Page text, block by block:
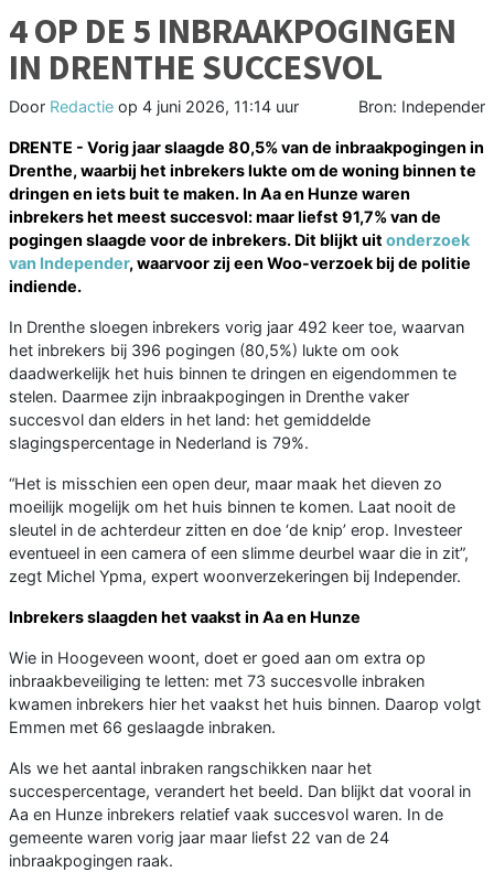
4 OP DE 5 INBRAAKPOGINGEN
IN DRENTHE SUCCESVOL
Door Redactie op 4 juni 2026, 11:14 uur Bron: Independer
DRENTE - Vorig jaar slaagde 80,5% van de inbraakpogingen in
Drenthe, waarbij het inbrekers lukte om de woning binnen te
dringen en iets buit te maken. In Aa en Hunze waren
inbrekers het meest succesvol: maar liefst 91,7% van de
pogingen slaagde voor de inbrekers. Dit blijkt uit onderzoek
van Independer, waarvoor zij een Woo-verzoek bij de politie
indiende.
In Drenthe sloegen inbrekers vorig jaar 492 keer toe, waarvan
het inbrekers bij 396 pogingen (80,5%) lukte om ook
daadwerkelijk het huis binnen te dringen en eigendommen te
stelen. Daarmee zijn inbraakpogingen in Drenthe vaker
succesvol dan elders in het land: het gemiddelde
slagingspercentage in Nederland is 79%.
“Het is misschien een open deur, maar maak het dieven zo
moeilijk mogelijk om het huis binnen te komen. Laat nooit de
sleutel in de achterdeur zitten en doe ‘de knip’ erop. Investeer
eventueel in een camera of een slimme deurbel waar die in zit”,
zegt Michel Ypma, expert woonverzekeringen bij Independer.
Inbrekers slaagden het vaakst in Aa en Hunze
Wie in Hoogeveen woont, doet er goed aan om extra op
inbraakbeveiliging te letten: met 73 succesvolle inbraken
kwamen inbrekers hier het vaakst het huis binnen. Daarop volgt
Emmen met 66 geslaagde inbraken.
Als we het aantal inbraken rangschikken naar het
succespercentage, verandert het beeld. Dan blijkt dat vooral in
Aa en Hunze inbrekers relatief vaak succesvol waren. In de
gemeente waren vorig jaar maar liefst 22 van de 24
inbraakpogingen raak.